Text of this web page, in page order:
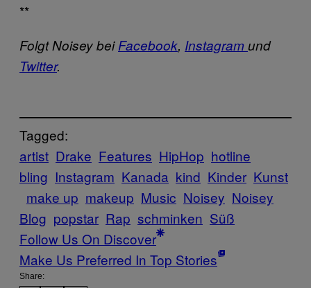
**
Folgt Noisey beiFacebook, Instagramund
Twitter.
Tagged:
artist Drake Features HipHop hotline
bling Instagram Kanada kind Kinder Kunst
make up makeup Music Noisey Noisey
Blog popstar Rap schminken Süß
Follow Us On Discover
Make Us Preferred In Top Stories
Share: